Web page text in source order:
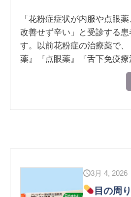
「花粉症症状が内服や点眼
改善せず辛い」と受診する患
す。以前花粉症の治療薬で
薬』『点眼薬』『舌下免疫
3月 4, 2026
目の周